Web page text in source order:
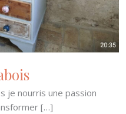
je nourris une passion
[…]